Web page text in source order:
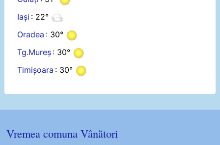
Iași : 22°
Oradea : 30°
Tg.Mureș : 30°
Timișoara : 30°
Vremea comuna Vânători